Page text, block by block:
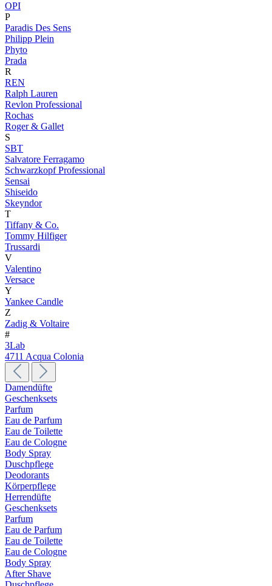
OPI
P
Paradis Des Sens
Philipp Plein
Phyto
Prada
R
REN
Ralph Lauren
Revlon Professional
Rochas
Roger & Gallet
S
SBT
Salvatore Ferragamo
Schwarzkopf Professional
Sensai
Shiseido
Skeyndor
T
Tiffany & Co.
Tommy Hilfiger
Trussardi
V
Valentino
Versace
Y
Yankee Candle
Z
Zadig & Voltaire
#
3Lab
4711 Acqua Colonia
Damendüfte
Geschenksets
Parfum
Eau de Parfum
Eau de Toilette
Eau de Cologne
Body Spray
Duschpflege
Deodorants
Körperpflege
Herrendüfte
Geschenksets
Parfum
Eau de Parfum
Eau de Toilette
Eau de Cologne
Body Spray
After Shave